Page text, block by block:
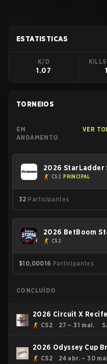
ESTATISTICAS
K/D
1.07
TORNEIOS
EM
ANDAMENTO
VER
2026 StarLadder
CS2 PRINCIPAL
32 Participantes
2026 BetBoom
CS2
$10,00016 Participantes
CONCLUÍDO
2026 Circuit X Recife
CS2 27 – 31 mai.
2026 Odyssey Cup
CS2 24 abr. – 30